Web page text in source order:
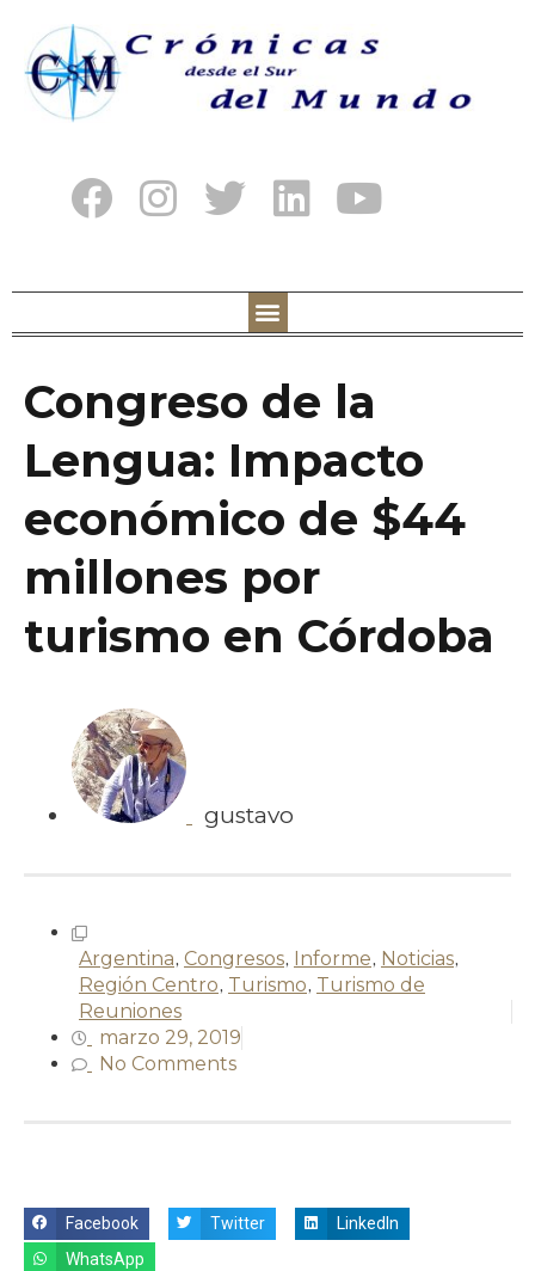
Congreso de la
Lengua: Impacto
económico de $44
millones por
turismo en Córdoba
gustavo
Argentina, Congresos, Informe, Noticias,
Región Centro, Turismo, Turismo de
Reuniones
marzo 29, 2019
No Comments
Facebook Twitter
LinkedIn
WhatsApp